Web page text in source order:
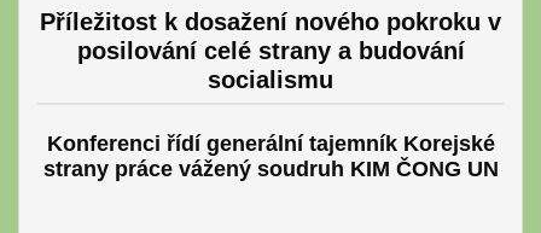
Příležitost k dosažení nového pokroku v
posilování celé strany a budování
socialismu
Konferenci řídí generální tajemník Korejské
strany práce vážený soudruh KIM ČONG UN